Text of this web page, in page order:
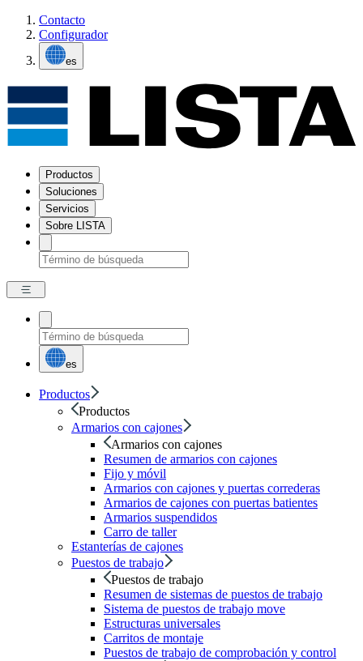
Contacto
Configurador
es
Productos
Soluciones
Servicios
Sobre LISTA
es
Productos
Productos
Armarios con cajones
Armarios con cajones
Resumen de armarios con cajones
Fijo y móvil
Armarios con cajones y puertas correderas
Armarios de cajones con puertas batientes
Armarios suspendidos
Carro de taller
Estanterías de cajones
Puestos de trabajo
Puestos de trabajo
Resumen de sistemas de puestos de trabajo
Sistema de puestos de trabajo move
Estructuras universales
Carritos de montaje
Puestos de trabajo de comprobación y control